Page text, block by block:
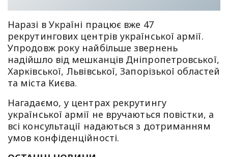
Наразі в Україні працює вже 47
рекрутингових центрів української армії.
Упродовж року найбільше звернень
надійшло від мешканців Дніпропетровської,
Харківської, Львівської, Запорізької областей
та міста Києва.
Нагадаємо, у центрах рекрутингу
української армії не вручаються повістки, а
всі консультації надаються з дотриманням
умов конфіденційності.